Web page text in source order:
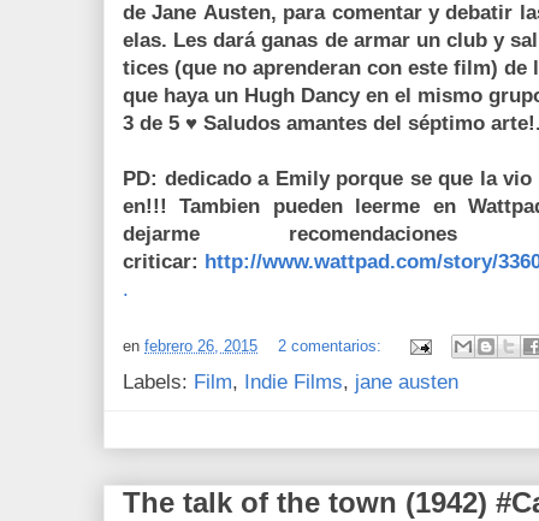
de Jane Austen, para comentar y debatir
elas. Les dará ganas de armar un club y
tices (que no aprenderan con este film)
que haya un Hugh Dancy en el mismo
3 de 5 ♥ Saludos amantes del séptimo
PD: dedicado a Emily porque se que la
en!!! Tambien pueden leerme en
dejarme
criticar: http://www.wattpad.com/story/
.
en febrero 26, 2015 2 comentarios:
Labels: Film, Indie Films, jane austen
The talk of the town (1942)